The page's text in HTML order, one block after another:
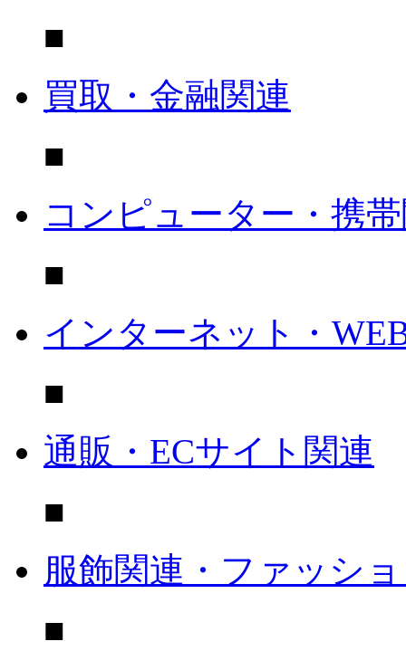
■
買取・金融関連
■
コンピューター・携
■
インターネット・
■
通販・ECサイト関連
■
服飾関連・ファッシ
■